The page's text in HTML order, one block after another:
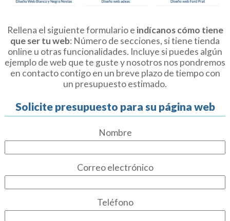
Rellena el siguiente formulario e indícanos cómo tiene
que ser tu web: Número de secciones, si tiene tienda
online u otras funcionalidades. Incluye si puedes algún
ejemplo de web que te guste y nosotros nos pondremos
en contacto contigo en un breve plazo de tiempo con
un presupuesto estimado.
Solicite presupuesto para su página web
Nombre
Correo electrónico
Teléfono